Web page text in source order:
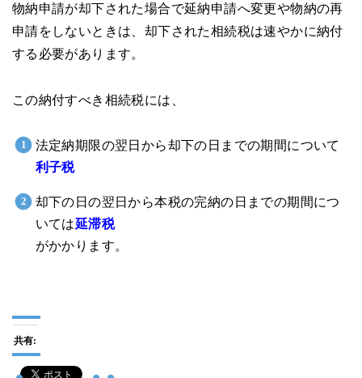
物納申請が却下された場合で延納申請へ変更や物納の再
申請をしないときは、却下された相続税は速やかに納付
する必要があります。
この納付すべき相続税には、
法定納期限の翌日から却下の日までの期間について
利子税
却下の日の翌日から本税の完納の日までの期間につ
いては延滞税
がかかります。
共有: